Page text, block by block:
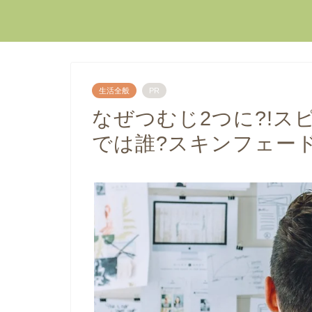
生活全般 PR
なぜつむじ2つに?!ス
では誰?スキンフェー